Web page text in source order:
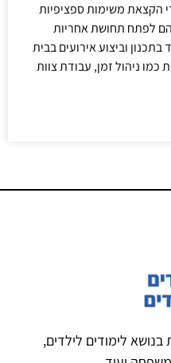
הקצאת משימות ספציפיות
לפתח תחושת אחריות
וביצוע אירועים בבית
כמו ניהול זמן, עבודת צוות
לימודים לילדים,